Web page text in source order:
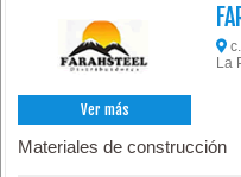
Ver más
La
Materiales de construcción